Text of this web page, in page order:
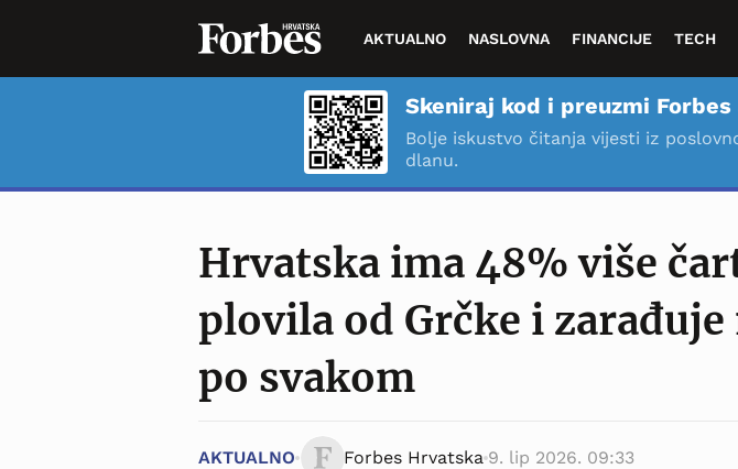
AKTUALNO NASLOVNA FINANCIJE TECH
Skeniraj kod i preuzmi
Bolje iskustvo čitanja vijesti iz
dlanu.
Hrvatska ima 48% više
plovila od Grčke i zarađuje
po svakom
AKTUALNO Forbes Hrvatska 9. lip 2026. 09:33